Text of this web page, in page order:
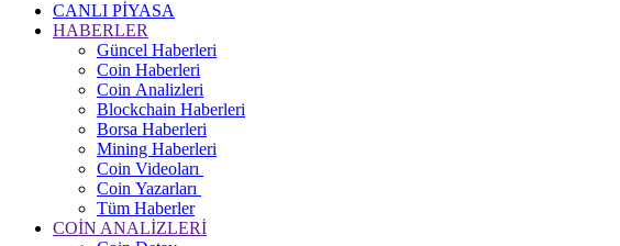
CANLI PİYASA
HABERLER
Güncel Haberleri
Coin Haberleri
Coin Analizleri
Blockchain Haberleri
Borsa Haberleri
Mining Haberleri
Coin Videoları
Coin Yazarları
Tüm Haberler
COİN ANALİZLERİ